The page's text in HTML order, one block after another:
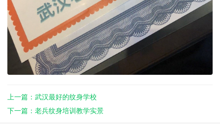
上一篇：武汉最好的纹身学校
下一篇：老兵纹身培训教学实景